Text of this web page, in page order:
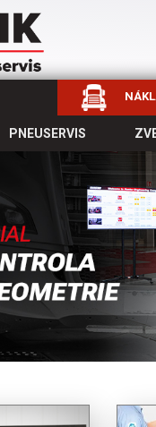
PNEUSERVIS